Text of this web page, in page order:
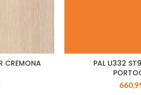
CREMONA
PAL U332